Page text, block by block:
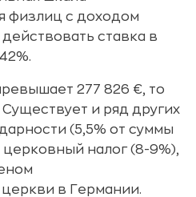
физлиц с доходом
ставка в
277 826 €, то
Существует и ряд других
(5,5% от суммы
церковный налог (8-9%),
в Германии.